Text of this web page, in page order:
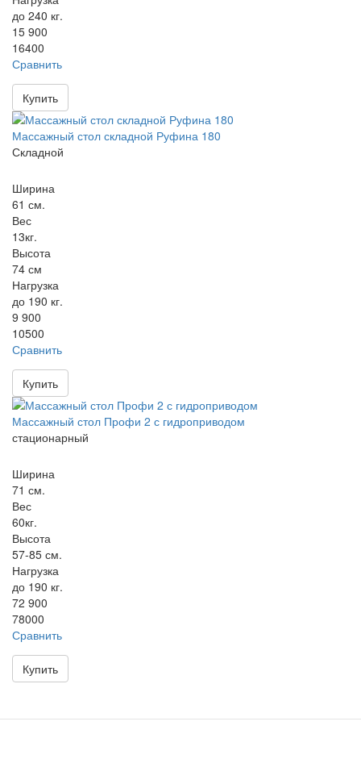
до 240 кг.
15 900
16400
Сравнить
Купить
Массажный стол складной Руфина 180
Складной
Ширина
61 см.
Вес
13кг.
Высота
74 см
Нагрузка
до 190 кг.
9 900
10500
Сравнить
Купить
Массажный стол Профи 2 с гидроприводом
стационарный
Ширина
71 см.
Вес
60кг.
Высота
57-85 см.
Нагрузка
до 190 кг.
72 900
78000
Сравнить
Купить